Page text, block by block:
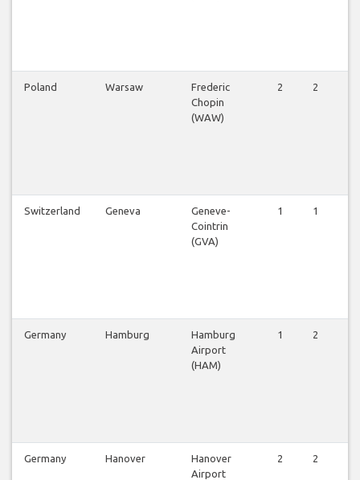
Poland Warsaw
Frederic
Chopin
(WAW)
2 2
Switzerland Geneva
Geneve-
Cointrin
(GVA)
1 1
Germany Hamburg
Hamburg
Airport
(HAM)
1 2
Germany Hanover
Hanover
Airport
2 2